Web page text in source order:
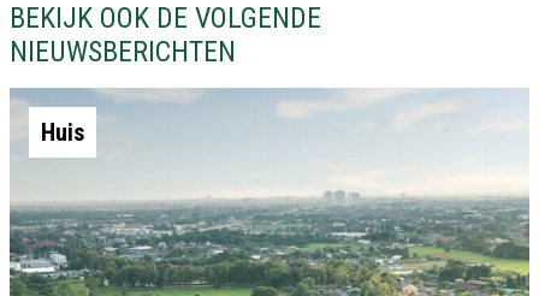
BEKIJK OOK DE VOLGENDE
NIEUWSBERICHTEN
Huis